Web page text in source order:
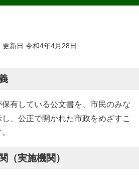
新日 令和4年4月28日
有している公文書を、市民のみな
、公正で開かれた市政をめざすこ
（実施機関）